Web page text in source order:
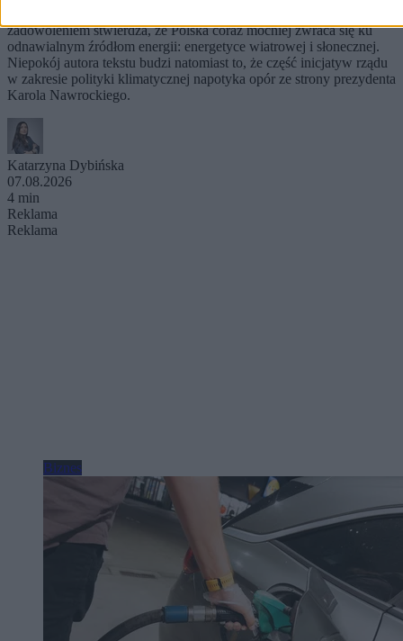
zadowoleniem stwierdza, że Polska coraz mocniej zwraca się ku
odnawialnym źródłom energii: energetyce wiatrowej i słonecznej.
Niepokój autora tekstu budzi natomiast to, że część inicjatyw rządu
w zakresie polityki klimatycznej napotyka opór ze strony prezydenta
Karola Nawrockiego.
Katarzyna Dybińska
07.08.2026
4 min
Reklama
Reklama
Biznes